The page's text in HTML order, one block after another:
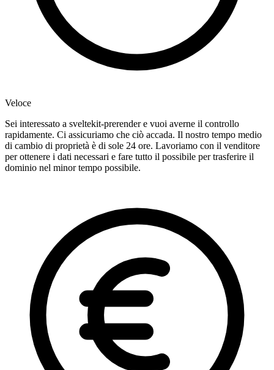
Veloce
Sei interessato a sveltekit-prerender e vuoi averne il controllo
rapidamente. Ci assicuriamo che ciò accada. Il nostro tempo medio
di cambio di proprietà è di sole 24 ore. Lavoriamo con il venditore
per ottenere i dati necessari e fare tutto il possibile per trasferire il
dominio nel minor tempo possibile.